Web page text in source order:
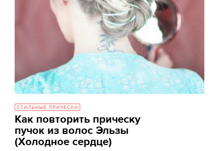
СТИЛЬНЫЕ ПРИЧЕСКИ
Как повторить прическу
пучок из волос Эльзы
(Холодное сердце)